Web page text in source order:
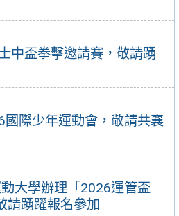
中盃拳擊邀請賽，敬請踴
際少年運動會，敬請共襄
大學辦理「2026運管盃
請踴躍報名參加